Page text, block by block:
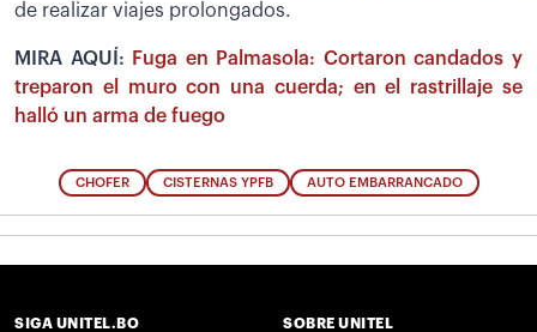
de realizar viajes prolongados.
MIRA AQUÍ:
Fuga en Palmasola: Cortaron candados y
treparon el muro con una cuerda; en el rastrillaje se
halló un arma de fuego
CHOFER CISTERNAS YPFB AUTO EMBARRANCADO
SIGA UNITEL.BO SOBRE UNITEL